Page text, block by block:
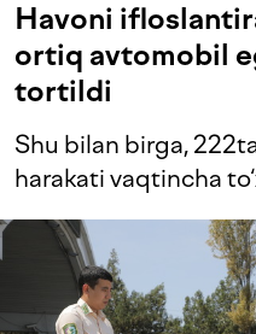
Havoni
ortiq avtomobil
tortildi
Shu bilan birga,
harakati vaqtincha